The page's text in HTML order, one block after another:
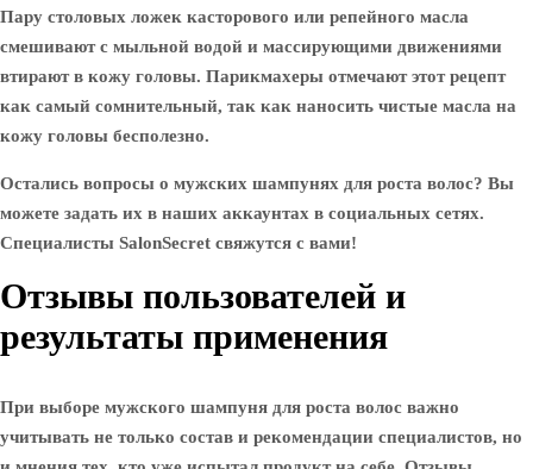
Пару столовых ложек касторового или репейного масла
смешивают с мыльной водой и массирующими движениями
втирают в кожу головы. Парикмахеры отмечают этот рецепт
как самый сомнительный, так как наносить чистые масла на
кожу головы бесполезно.
Остались вопросы о мужских шампунях для роста волос? Вы
можете задать их в наших аккаунтах в социальных сетях.
Специалисты SalonSecret свяжутся с вами!
Отзывы пользователей и
результаты применения
При выборе мужского шампуня для роста волос важно
учитывать не только состав и рекомендации специалистов, но